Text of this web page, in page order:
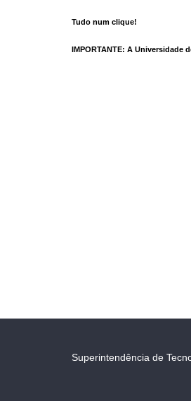
Tudo num clique!
IMPORTANTE: A Universidade
Superintendência de